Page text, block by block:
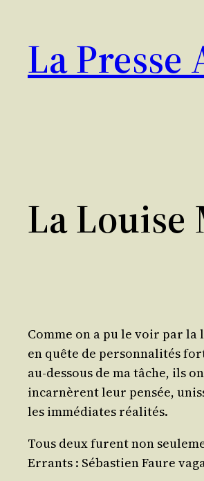
contenu
La
La Louise
Comme on a pu le voir par la
en quête de per­son­na­li­tés
au-des­sous de ma tâche, ils
incar­nèrent leur pen­sée,
les immé­diates réalités.
Tous deux furent non
Errants : Sébas­tien Faure